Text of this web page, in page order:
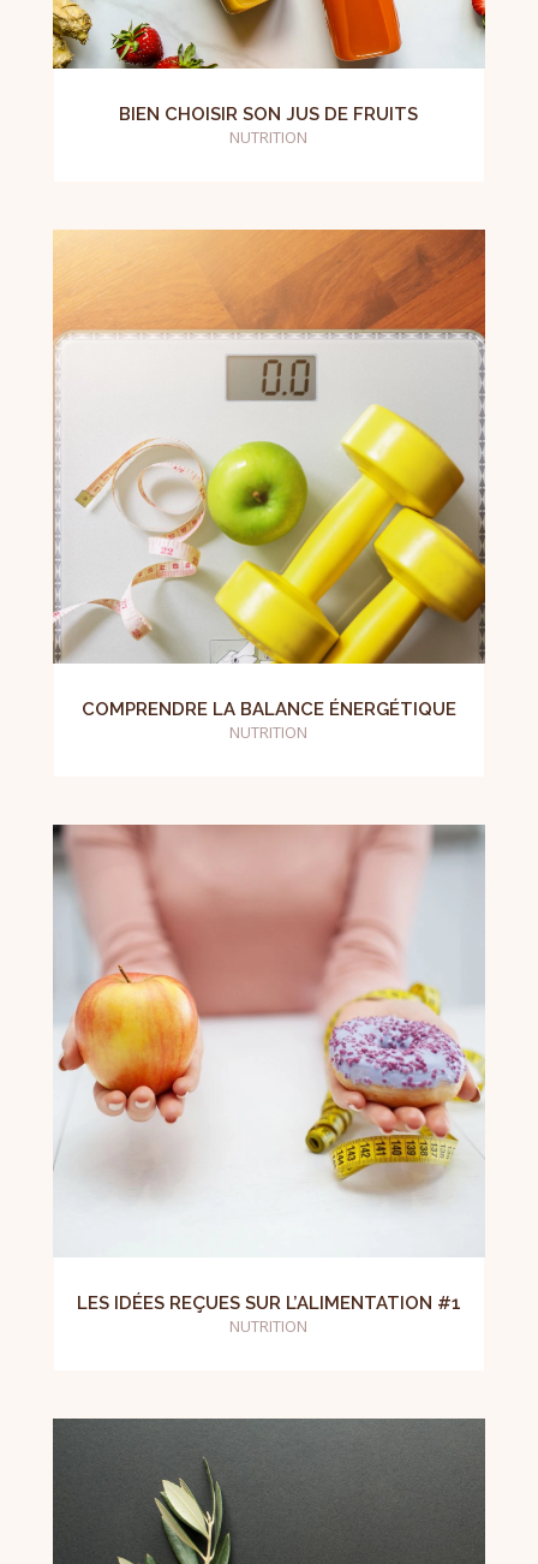
BIEN CHOISIR SON JUS DE FRUITS
NUTRITION
COMPRENDRE LA BALANCE ÉNERGÉTIQUE
NUTRITION
LES IDÉES REÇUES SUR L’ALIMENTATION #1
NUTRITION